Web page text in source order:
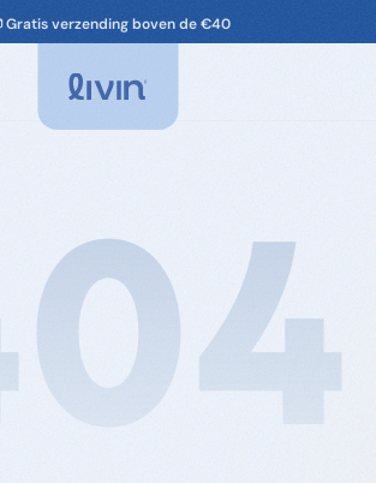
Gratis verzending boven de €40
Alles om je spa in
je spa